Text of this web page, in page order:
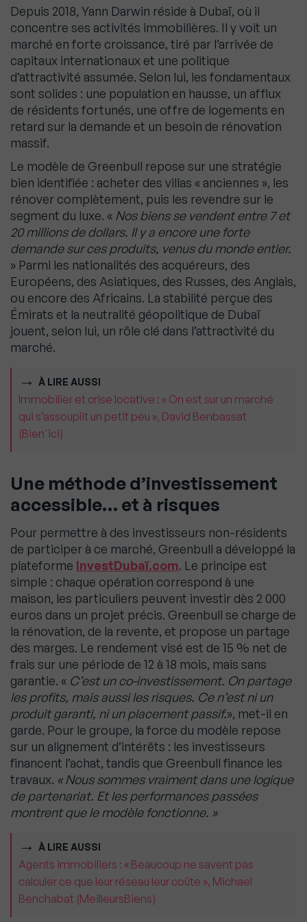
Depuis 2018, Yann Darwin réside à Dubaï, où il
concentre ses activités immobilières. Il y voit un
marché en forte croissance, tiré par l’arrivée de
capitaux internationaux et une politique
d’attractivité assumée. Selon lui, les fondamentaux
sont solides : une population en hausse, un afflux
de résidents fortunés, une offre de logements en
retard sur la demande et un besoin de rénovation
massif.
Le modèle de Greenbull repose sur une stratégie
bien identifiée : acheter des villas « anciennes », les
rénover complètement, puis les revendre sur le
segment du luxe. « Nos biens se vendent entre 7 et
20 millions de dollars. Il y a encore une forte
demande sur ces produits, venus du monde entier.
» Parmi les nationalités des acquéreurs, des
Européens, des Asiatiques, des Russes, des Anglais,
ou encore des Africains. La stabilité perçue des
Émirats et la neutralité géopolitique de Dubaï
jouent, selon lui, un rôle clé dans l’attractivité du
marché.
À LIRE AUSSI
Immobilier et crise locative : « On est sur un marché
qui s’assouplit un petit peu », David Benbassat
(Bien'ici)
Une méthode d’investissement
accessible… et à risques
Pour permettre à des investisseurs non-résidents
de participer à ce marché, Greenbull a développé la
plateforme InvestDubaï.com. Le principe est
simple : chaque opération correspond à une
maison, les particuliers peuvent investir dès 2 000
euros dans un projet précis. Greenbull se charge de
la rénovation, de la revente, et propose un partage
des marges. Le rendement visé est de 15 % net de
frais sur une période de 12 à 18 mois, mais sans
garantie. « C’est un co-investissement. On partage
les profits, mais aussi les risques. Ce n’est ni un
produit garanti, ni un placement passif.», met-il en
garde. Pour le groupe, la force du modèle repose
sur un alignement d’intérêts : les investisseurs
financent l’achat, tandis que Greenbull finance les
travaux. « Nous sommes vraiment dans une logique
de partenariat. Et les performances passées
montrent que le modèle fonctionne. »
À LIRE AUSSI
Agents immobiliers : « Beaucoup ne savent pas
calculer ce que leur réseau leur coûte », Michael
Benchabat (MeilleursBiens)